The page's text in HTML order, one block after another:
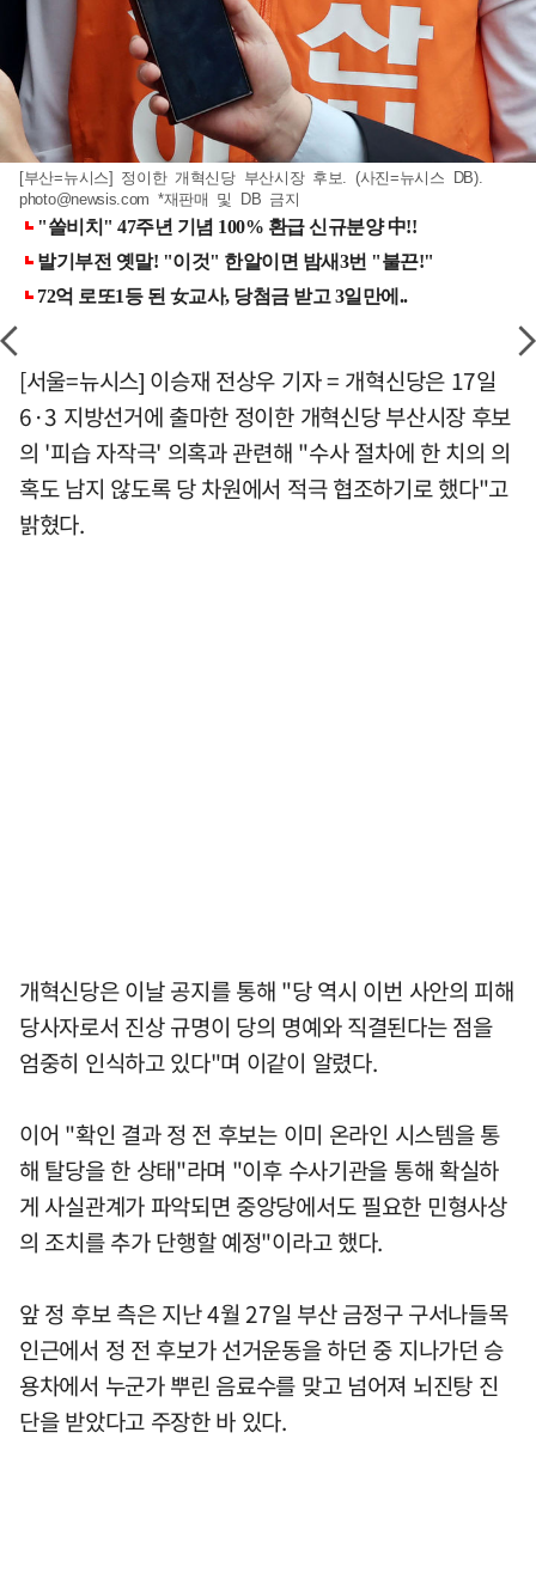
[부산=뉴시스] 정이한 개혁신당 부산시장 후보. (사진=뉴시스 DB).
photo@newsis.com *재판매 및 DB 금지
[서울=뉴시스] 이승재 전상우 기자 = 개혁신당은 17일
6·3 지방선거에 출마한 정이한 개혁신당 부산시장 후보
의 '피습 자작극' 의혹과 관련해 "수사 절차에 한 치의 의
혹도 남지 않도록 당 차원에서 적극 협조하기로 했다"고
밝혔다.
개혁신당은 이날 공지를 통해 "당 역시 이번 사안의 피해
당사자로서 진상 규명이 당의 명예와 직결된다는 점을
엄중히 인식하고 있다"며 이같이 알렸다.
이어 "확인 결과 정 전 후보는 이미 온라인 시스템을 통
해 탈당을 한 상태"라며 "이후 수사기관을 통해 확실하
게 사실관계가 파악되면 중앙당에서도 필요한 민형사상
의 조치를 추가 단행할 예정"이라고 했다.
앞 정 후보 측은 지난 4월 27일 부산 금정구 구서나들목
인근에서 정 전 후보가 선거운동을 하던 중 지나가던 승
용차에서 누군가 뿌린 음료수를 맞고 넘어져 뇌진탕 진
단을 받았다고 주장한 바 있다.